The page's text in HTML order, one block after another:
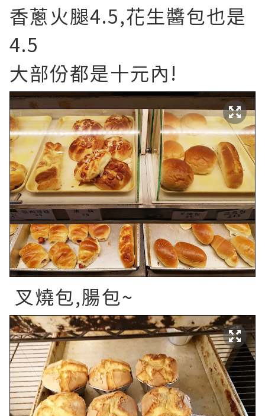
香蔥火腿4.5,花生醬包也是
4.5
大部份都是十元內!
叉燒包,腸包~